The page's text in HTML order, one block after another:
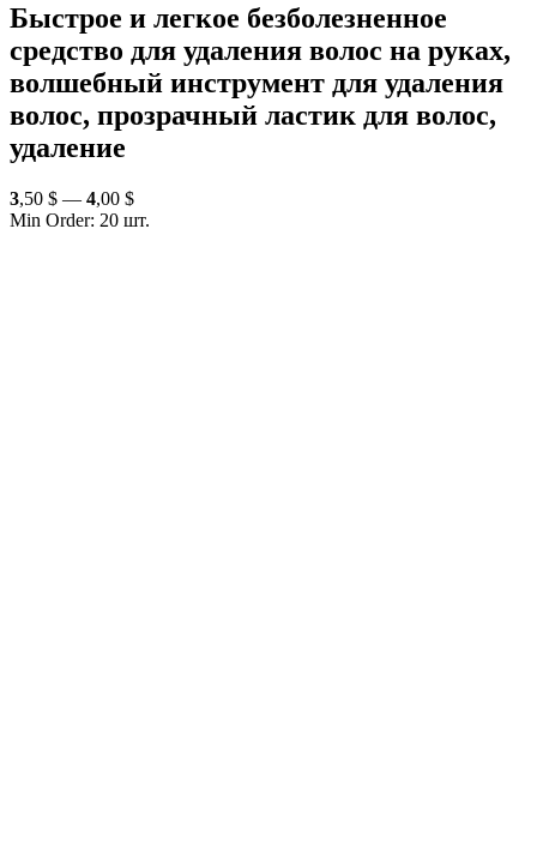
Быстрое и легкое безболезненное
средство для удаления волос на руках,
волшебный инструмент для удаления
волос, прозрачный ластик для волос,
удаление
3,50 $ — 4,00 $
Min Order: 20 шт.